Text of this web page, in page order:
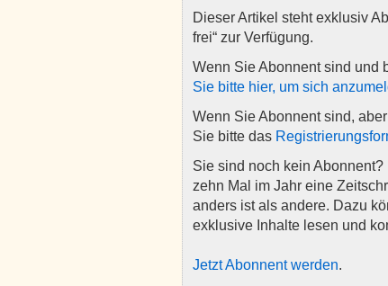
Dieser Artikel steht exklusiv
frei“ zur Verfügung.
Wenn Sie Abonnent sind und
Sie bitte hier, um sich
Wenn Sie Abonnent sind,
Sie bitte das
Sie sind noch kein Abonnent?
zehn Mal im Jahr eine
anders ist als andere. Dazu
exklusive Inhalte lesen und
Jetzt Abonnent werden.